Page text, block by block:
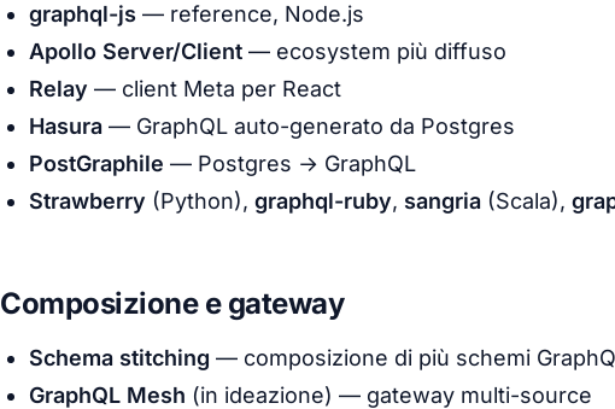
graphql-js — reference, Node.js
Apollo Server/Client — ecosystem più diffuso
Relay — client Meta per React
Hasura — GraphQL auto-generato da Postgres
PostGraphile — Postgres → GraphQL
Strawberry (Python), graphql-ruby, sangria (Scala),
Composizione e gateway
Schema stitching — composizione di più schemi
GraphQL Mesh (in ideazione) — gateway multi-source